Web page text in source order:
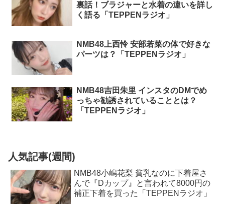
裏話！ブラジャーと水着の違いを詳し
く語る「TEPPENラジオ」
NMB48上西怜 安部若菜の体で好きな
パーツは？「TEPPENラジオ」
NMB48吉田朱里 インスタのDMでめ
っちゃ勧誘されていることとは？
「TEPPENラジオ」
人気記事(週間)
NMB48小嶋花梨 貧乳なのに下着屋さ
んで『Dカップ』と言われて8000円の
補正下着を買った「TEPPENラジオ」